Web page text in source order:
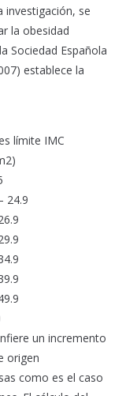
investigación, se
la obesidad
Sociedad Española
establece la
límite IMC
24.9
un incremento
origen
como es el caso